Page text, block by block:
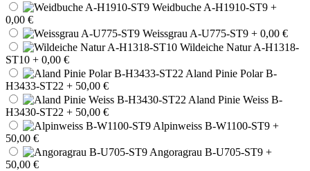
Weidbuche A-H1910-ST9 +
0,00 €
Weissgrau A-U775-ST9 + 0,00 €
Wildeiche Natur A-H1318-
ST10 + 0,00 €
Aland Pinie Polar B-
H3433-ST22 + 50,00 €
Aland Pinie Weiss B-
H3430-ST22 + 50,00 €
Alpinweiss B-W1100-ST9 +
50,00 €
Angoragrau B-U705-ST9 +
50,00 €